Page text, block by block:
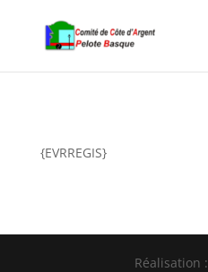
{EVRREGIS}
Réalisation :